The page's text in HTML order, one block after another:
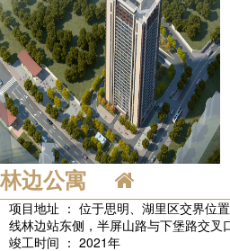
林边公寓
项目地址 ： 位于思明、湖里区交界位
线林边站东侧，半屏山路与下堡路交叉
竣工时间 ： 2021年